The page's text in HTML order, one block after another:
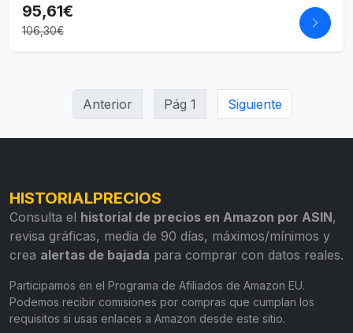
95,61€
106,30€
Anterior Pág 1 Siguiente
HISTORIALPRECIOS
Consulta el historial de precios en Amazon por ASIN,
revisa gráficas, media de 90 días, máximos/mínimos y
crea alertas de bajada para comprar con datos reales.
Participamos en el Programa de Afiliados de Amazon EU.
Podemos recibir comisiones por compras que cumplan los
requisitos si usas enlaces a Amazon desde este sitio.